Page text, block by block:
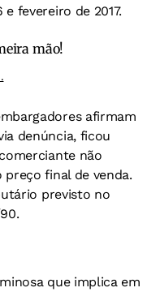
fevereiro de 2017.
mão!
afirmam
denúncia, ficou
não
final de venda.
previsto no
que implica em